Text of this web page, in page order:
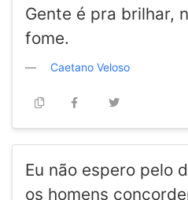
Gente é pra brilhar,
fome.
Caetano Veloso
Eu não espero pelo
os homens